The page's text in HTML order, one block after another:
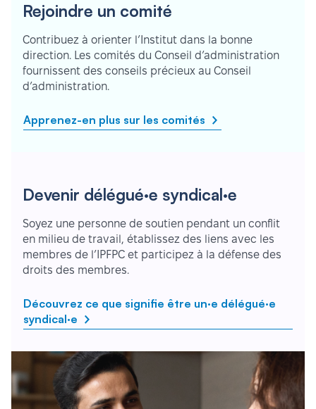
Rejoindre un comité
Contribuez à orienter l’Institut dans la bonne
direction. Les comités du Conseil d’administration
fournissent des conseils précieux au Conseil
d’administration.
Apprenez-en plus sur les comités
Devenir délégué·e syndical·e
Soyez une personne de soutien pendant un conflit
en milieu de travail, établissez des liens avec les
membres de l’IPFPC et participez à la défense des
droits des membres.
Découvrez ce que signifie être un·e délégué·e
syndical·e